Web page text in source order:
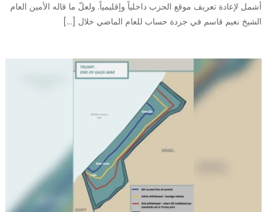
أشمل لإعادة تعريف موقع الحزب داخلياً وإقليمياً. ولعلّ ما قاله الأمين العام
الشيخ نعيم قاسم في جردة حساب للعام الماضي خلال […]